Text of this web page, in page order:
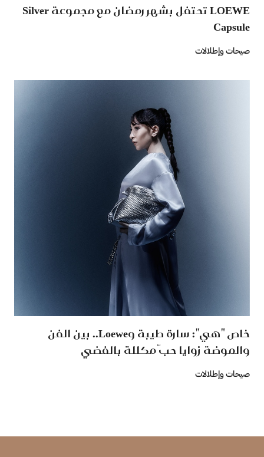
LOEWE تحتفل بشهر رمضان مع مجموعة Silver
Capsule
صيحات وإطلالات
خاص "هي": سارة طيبة وLoewe.. بين الفن
والموضة زوايا حبّ مكللة بالفضي
صيحات وإطلالات